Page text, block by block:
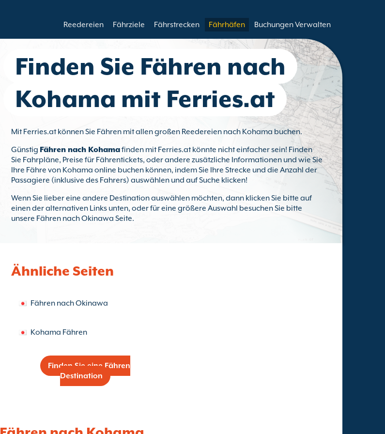
Reedereien Fährziele Fährstrecken Fährhäfen Buchungen Verwalten
Finden Sie Fähren nach
Kohama mit Ferries.at
Mit Ferries.at können Sie Fähren mit allen großen Reedereien nach Kohama buchen.
Günstig Fähren nach Kohamafinden mit Ferries.at könnte nicht einfacher sein! Finden
Sie Fahrpläne, Preise für Fährentickets, oder andere zusätzliche Informationen und wie Sie
Ihre Fähre von Kohama online buchen können, indem Sie Ihre Strecke und die Anzahl der
Passagiere (inklusive des Fahrers) auswählen und auf Suche klicken!
Wenn Sie lieber eine andere Destination auswählen möchten, dann klicken Sie bitte auf
einen der alternativen Links unten, oder für eine größere Auswahl besuchen Sie bitte
unsere Fähren nach Okinawa Seite.
Ähnliche Seiten
Fähren nach Okinawa
Kohama Fähren
Finden Sie eine Fähren
Destination